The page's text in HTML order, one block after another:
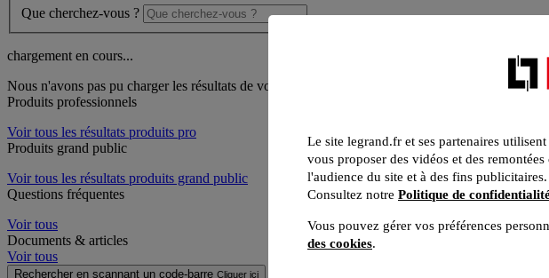
Que cherchez-vous ?
chargement en cours...
Nous n'avons pas pu charger les résultats de votre recherche
Produits professionnels
Voir tous les résultats produits pro
Produits grand public
Voir tous les résultats produits grand public
Questions fréquentes
Voir tous
Documents & articles
Voir tous
Rechercher en scannant un code-barre Cliquer ici
Le site legrand.fr et ses partenaires
vous proposer des vidéos et des
l'audience du site et à des fins publicitaires.
Consultez notre Politique de
Vous pouvez gérer vos préférences
des cookies.